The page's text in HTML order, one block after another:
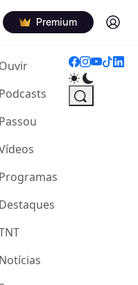
Premium Log in
Ouvir(current)
Podcasts
Passou
Programas
Destaques
Notícias